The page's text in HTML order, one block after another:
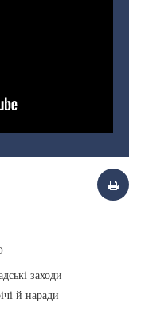
заходи
й наради